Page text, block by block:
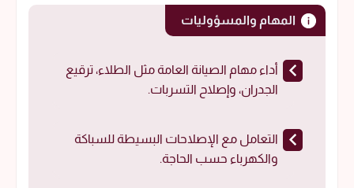
المهام والمسؤوليات
أداء مهام الصيانة العامة مثل الطلاء، ترقيع
الجدران، وإصلاح التسربات.
التعامل مع الإصلاحات البسيطة للسباكة
والكهرباء حسب الحاجة.